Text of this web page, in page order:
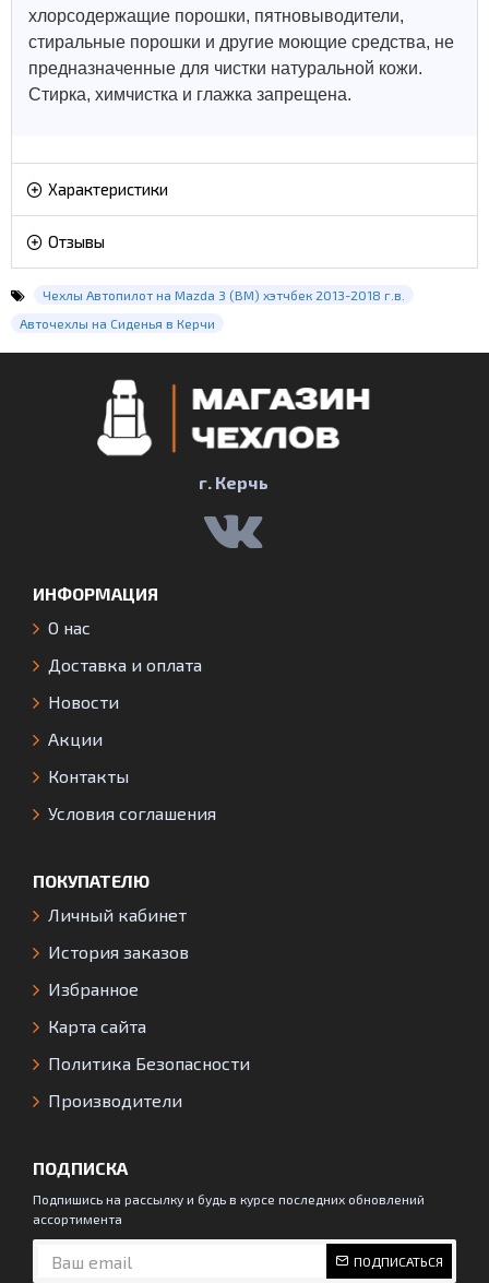
хлорсодержащие порошки, пятновыводители,
стиральные порошки и другие моющие средства, не
предназначенные для чистки натуральной кожи.
Стирка, химчистка и глажка запрещена.
Характеристики
Отзывы
Чехлы Автопилот на Mazda 3 (BM) хэтчбек 2013-2018 г.в.
Авточехлы на Сиденья в Керчи
г. Керчь
ИНФОРМАЦИЯ
О нас
Доставка и оплата
Новости
Акции
Контакты
Условия соглашения
ПОКУПАТЕЛЮ
Личный кабинет
История заказов
Избранное
Карта сайта
Политика Безопасности
Производители
ПОДПИСКА
Подпишись на рассылку и будь в курсе последних обновлений
ассортимента
ПОДПИСАТЬСЯ